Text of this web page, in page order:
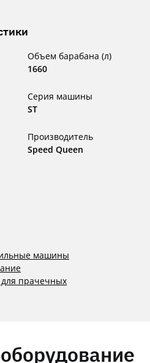
Объем барабана (л)
1660
Серия машины
ST
Производитель
Speed Queen
машины
прачечных